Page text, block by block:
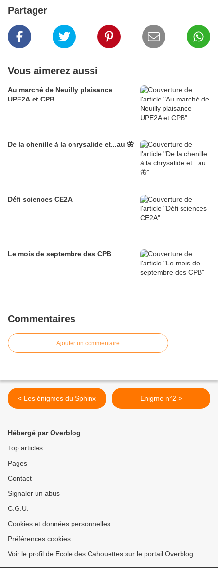
Partager
Vous aimerez aussi
Au marché de Neuilly plaisance
UPE2A et CPB
De la chenille à la chrysalide et...au 🦋
Défi sciences CE2A
Le mois de septembre des CPB
Commentaires
Ajouter un commentaire
< Les énigmes du Sphinx Enigme n°2 >
Hébergé par Overblog
Top articles
Pages
Contact
Signaler un abus
C.G.U.
Cookies et données personnelles
Préférences cookies
Voir le profil de Ecole des Cahouettes sur le portail Overblog